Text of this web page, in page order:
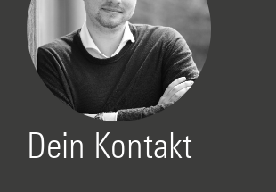
Dein Kontakt